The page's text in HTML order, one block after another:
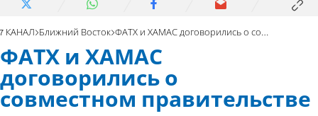
7 КАНАЛ Ближний Восток ФАТХ и ХАМАС договорились о совместном правительстве
ФАТХ и ХАМАС
договорились о
совместном правительстве